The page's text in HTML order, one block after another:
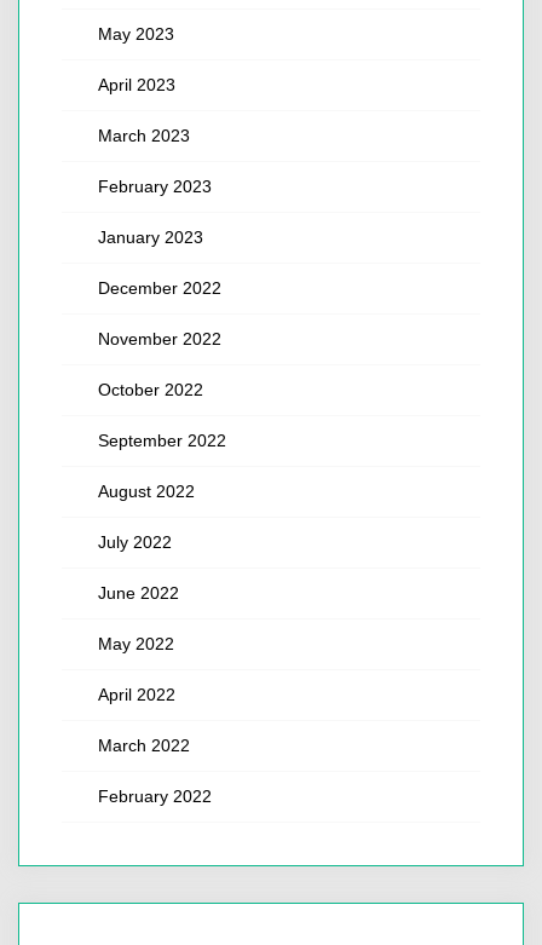
May 2023
April 2023
March 2023
February 2023
January 2023
December 2022
November 2022
October 2022
September 2022
August 2022
July 2022
June 2022
May 2022
April 2022
March 2022
February 2022